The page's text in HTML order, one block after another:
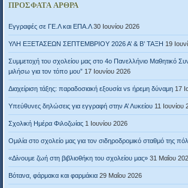
ΠΡΌΣΦΑΤΑ ΆΡΘΡΑ
Εγγραφές σε ΓΕ.Λ και ΕΠΑ.Λ 30 Ιουνίου 2026
ΥΛΗ ΕΞΕΤΑΣΕΩΝ ΣΕΠΤΕΜΒΡΙΟΥ 2026 Α’ & Β’ ΤΑΞΗ 19
Συμμετοχή του σχολείου μας στο 4ο Πανελλήνιο Μαθητικό
μιλήσω για τον τόπο μου” 17 Ιουνίου 2026
Διαχείριση τάξης: παραδοσιακή εξουσία vs ήρεμη δύναμη 17
Υπεύθυνες δηλώσεις για εγγραφή στην Α’ Λυκείου 11 Ιουνίου
Σχολική Ημέρα Φιλοζωίας 1 Ιουνίου 2026
Ομιλία στο σχολείο μας για τον σιδηροδρομικό σταθμό της
«Δίνουμε ζωή στη βιβλιοθήκη του σχολείου μας» 31 Μαΐου
Βότανα, φάρμακα και φαρμάκια 29 Μαΐου 2026